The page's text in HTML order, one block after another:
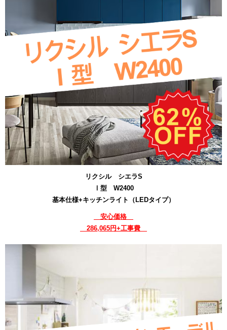
リクシル シエラS
Ⅰ型 W2400
基本仕様+キッチンライト（LEDタイプ）
安心価格
286,065円+工事費